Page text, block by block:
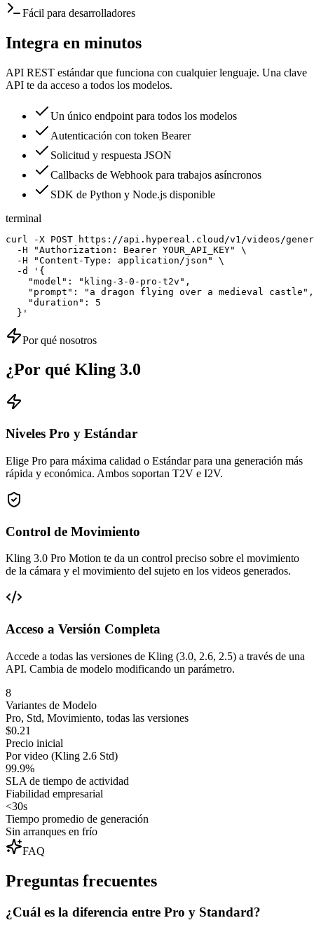
Fácil para desarrolladores
Integra en minutos
API REST estándar que funciona con cualquier lenguaje. Una clave
API te da acceso a todos los modelos.
Un único endpoint para todos los modelos
Autenticación con token Bearer
Solicitud y respuesta JSON
Callbacks de Webhook para trabajos asíncronos
SDK de Python y Node.js disponible
terminal
curl -X POST https://api.hypereal.cloud/v1/videos/
  -H "Authorization: Bearer YOUR_API_KEY" \
  -H "Content-Type: application/json" \
  -d '{
    "model": "kling-3-0-pro-t2v",
    "prompt": "a dragon flying over a medieval castle",
    "duration": 5
  }'
Por qué nosotros
¿Por qué Kling 3.0
Niveles Pro y Estándar
Elige Pro para máxima calidad o Estándar para una generación más
rápida y económica. Ambos soportan T2V e I2V.
Control de Movimiento
Kling 3.0 Pro Motion te da un control preciso sobre el movimiento
de la cámara y el movimiento del sujeto en los videos generados.
Acceso a Versión Completa
Accede a todas las versiones de Kling (3.0, 2.6, 2.5) a través de una
API. Cambia de modelo modificando un parámetro.
8
Variantes de Modelo
Pro, Std, Movimiento, todas las versiones
$0.21
Precio inicial
Por video (Kling 2.6 Std)
99.9%
SLA de tiempo de actividad
Fiabilidad empresarial
<30s
Tiempo promedio de generación
Sin arranques en frío
FAQ
Preguntas frecuentes
¿Cuál es la diferencia entre Pro y Standard?